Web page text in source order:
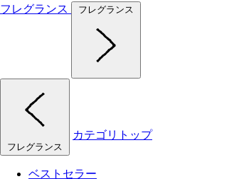
フレグランス
フレグランス
フレグランス
カテゴリトップ
ベストセラー